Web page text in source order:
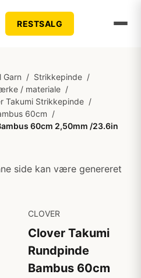
RESTSALG
Garn / Strikkepinde /
/ materiale /
Takumi Strikkepinde /
60cm /
60cm 2,50mm /23.6in
side kan være genereret
CLOVER
Clover Takumi
Rundpinde
Bambus 60cm